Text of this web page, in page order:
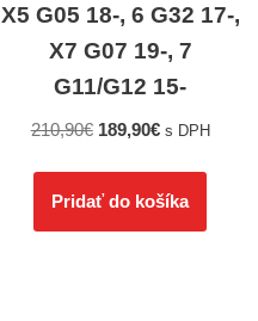
X5 G05 18-, 6 G32 17-,
X7 G07 19-, 7
G11/G12 15-
210,90€ 189,90€ s DPH
Pridať do košíka